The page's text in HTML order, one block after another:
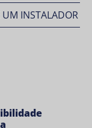
UM INSTALADOR